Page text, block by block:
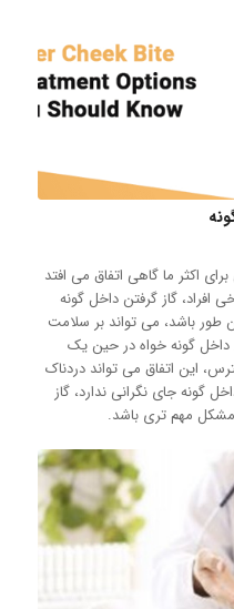
اکثر ما گاهی اتفاق می افتد
افراد، گاز گرفتن داخل گونه
طور باشد، می تواند بر سلامت
داخل گونه خواه در حین یک
این اتفاق می تواند دردناک
گونه جای نگرانی ندارد، گاز
مهم تری باشد.